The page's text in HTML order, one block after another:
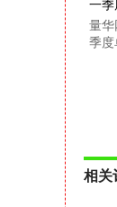
量
季
相关